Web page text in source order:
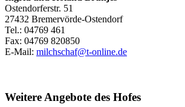
Ostendorferstr. 51
27432 Bremervörde-Ostendorf
Tel.: 04769 461
Fax: 04769 820850
E-Mail: milchschaf@t-online.de
Weitere Angebote des Hofes